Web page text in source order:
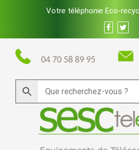
Votre téléphonie Eco-
04 70 58 89 95